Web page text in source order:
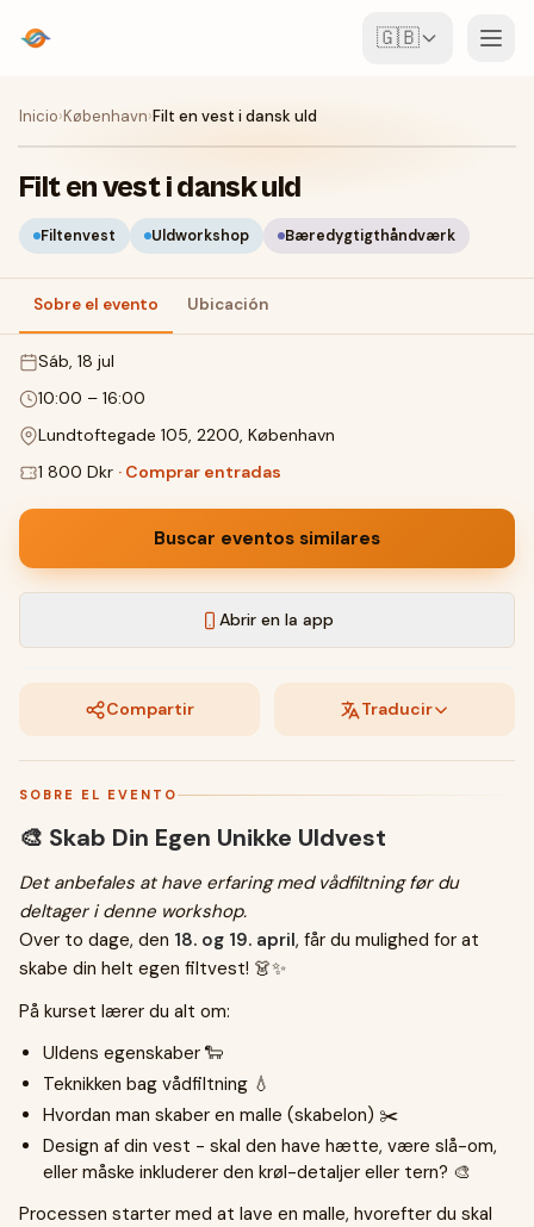
🇬🇧
Eventos
Mapa
Lugares
Para organizadores
Crear evento
Inicio›København›Filt en vest i dansk uld
Filt en vest i dansk uld
Filtenvest Uldworkshop Bæredygtigthåndværk
Sobre el evento Ubicación
sáb, 18 jul
10:00 – 16:00
Lundtoftegade 105, 2200, København
1 800 Dkr · Comprar entradas
Buscar eventos similares
Abrir en la app
Compartir Traducir
SOBRE EL EVENTO
🎨 Skab Din Egen Unikke Uldvest
Det anbefales at have erfaring med vådfiltning før du
deltager i denne workshop.
Over to dage, den 18. og 19. april, får du mulighed for at
skabe din helt egen filtvest! 👗✨
På kurset lærer du alt om:
Uldens egenskaber 🐑
Teknikken bag vådfiltning 💧
Hvordan man skaber en malle (skabelon) ✂️
Design af din vest - skal den have hætte, være slå-om,
eller måske inkluderer den krøl-detaljer eller tern? 🎨
Processen starter med at lave en malle, hvorefter du skal